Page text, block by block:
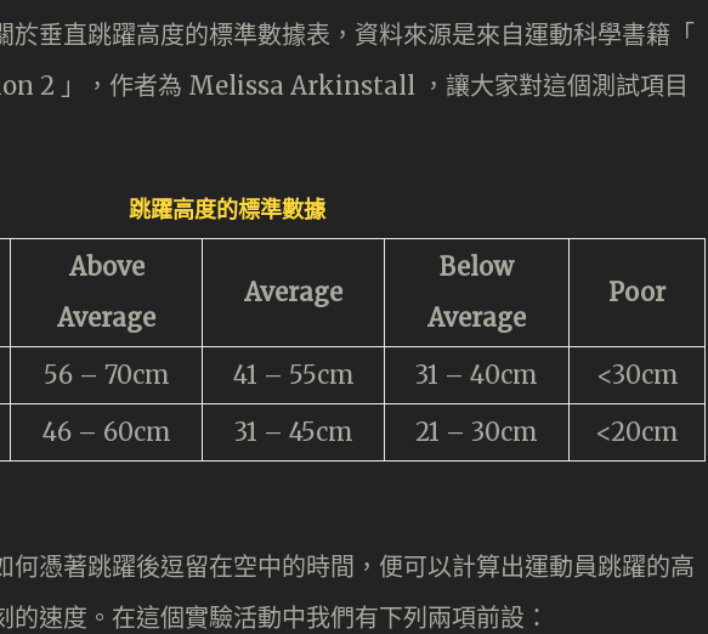
於垂直跳躍高度的標準數據表，資料來源是來自運動科學書籍「
2 」，作者為 Melissa Arkinstall ，讓大家對這個測試項目
跳躍高度的標準數據
Above
Average
Average
Below
Average
Poor
56 – 70cm 41 – 55cm 31 – 40cm
<30cm
46 – 60cm 31 – 45cm 21 – 30cm <20cm
何憑著跳躍後逗留在空中的時間，便可以計算出運動員跳躍的高
的速度。在這個實驗活動中我們有下列兩項前設：